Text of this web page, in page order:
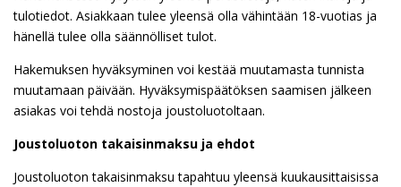
tulotiedot. Asiakkaan tulee yleensä olla vähintään 18-vuotias ja
hänellä tulee olla säännölliset tulot.
Hakemuksen hyväksyminen voi kestää muutamasta tunnista
muutamaan päivään. Hyväksymispäätöksen saamisen jälkeen
asiakas voi tehdä nostoja joustoluotoltaan.
Joustoluoton takaisinmaksu ja ehdot
Joustoluoton takaisinmaksu tapahtuu yleensä kuukausittaisissa